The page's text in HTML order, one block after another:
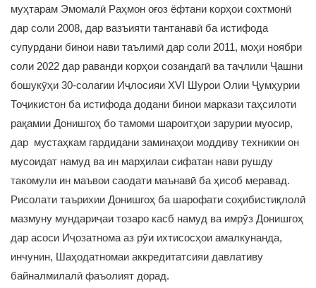
муҳтарам Эмомалӣ Раҳмон оғоз ёфтани корҳои сохтмонӣ
дар соли 2008, дар вазъияти тантанавӣ ба истифода
супурдани бинои нави таълимӣ дар соли 2011, моҳи ноябри
соли 2022 дар раванди корҳои созандагӣ ва таҷлили Ҷашни
бошукӯҳи 30-солагии Иҷлосияи XVI Шурои Олии Ҷумҳурии
Тоҷикистон ба истифода додани бинои маркази таҳсилоти
рақамии Донишгоҳ бо тамоми шароитҳои зарурии муосир,
дар мустаҳкам гардидани заминаҳои моддиву техникии он
мусоидат намуд ва ин марҳилаи сифатан нави рушду
такомули ин маъвои саодати маънавӣ ба ҳисоб меравад.
Рисолати таърихии Донишгоҳ ба шарофати соҳибистиқлолӣ
мазмуну мундариҷаи тозаро касб намуд ва имрӯз Донишгоҳ
дар асоси Иҷозатнома аз рӯи ихтисосҳои амалкунанда,
инчунин, Шаҳодатномаи аккредитатсияи давлативу
байналмилалӣ фаъолият дорад.